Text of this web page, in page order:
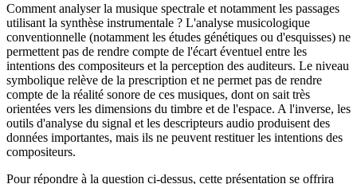
Comment analyser la musique spectrale et notamment les passages
utilisant la synthèse instrumentale ? L'analyse musicologique
conventionnelle (notamment les études génétiques ou d'esquisses) ne
permettent pas de rendre compte de l'écart éventuel entre les
intentions des compositeurs et la perception des auditeurs. Le niveau
symbolique relève de la prescription et ne permet pas de rendre
compte de la réalité sonore de ces musiques, dont on sait très
orientées vers les dimensions du timbre et de l'espace. A l'inverse, les
outils d'analyse du signal et les descripteurs audio produisent des
données importantes, mais ils ne peuvent restituer les intentions des
compositeurs.
Pour répondre à la question ci-dessus, cette présentation se offrira